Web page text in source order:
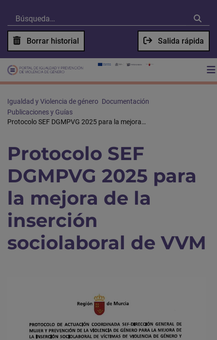
Borrar historial Salida rápida
Igualdad y Violencia de género Documentación
Publicaciones y Guías
Protocolo SEF DGMPVG 2025 para la mejora de la inserción sociolaboral de VVM
Protocolo SEF
DGMPVG 2025 para
la mejora de la
inserción
sociolaboral de VVM